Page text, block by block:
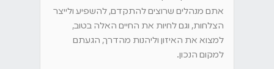
אתם מנהלים שרוצים להתקדם, להשפיע ולייצר
הצלחות, וגם לחיות את החיים האלה בטוב,
למצוא את האיזון וליהנות מהדרך, הגעתם
למקום הנכון.